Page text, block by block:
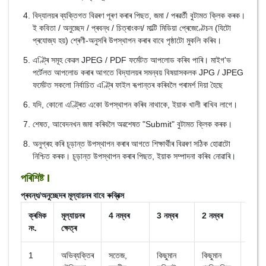
বিদ্যালয়ৰ ব্যক্তিগত বিৱৰণ পূৰণ কৰাৰ পিছত, জমা / পৰৱৰ্তী বুটামত ক্লিক কৰক।
ই কবিতা / অনুচ্ছেদ / প্ৰবন্ধ / চিত্ৰাংকন/ মাল্টি মিডিয়া প্ৰেজেণ্টেচন (যিটো
প্ৰযোজ্য হয়) শ্ৰেণী-অনুসৰি উপস্থাপন কৰাৰ বাবে পৃষ্ঠাটো মুকলি কৰিব।
এণ্ট্ৰি সমূহ কেৱল JPEG / PDF ফৰ্মেটত আপলোড কৰিব পাৰি। মাইগ'ভ
পৰ্টেলত আপলোড কৰাৰ আগতে বিদ্যালয়ৰ সমন্বয় বিষয়াসকলক JPG / JPEG
ফৰ্মেটত সকলো নিৰ্বাচিত এণ্ট্ৰি ফাইল ৰূপান্তৰ কৰিবলৈ পৰামৰ্শ দিয়া হৈছে
যদি, কোনো এণ্ট্ৰিত একো উপস্থাপন কৰিব নাথাকে, ইয়াক খালী ৰাখিব লাগে।
শেষত, আবেদনখন জমা কৰিবলৈ অৱশেষত "Submit" বুটামত ক্লিক কৰক।
অনুগ্ৰহ কৰি চূড়ান্ত উপস্থাপন কৰাৰ আগতে শিক্ষাৰ্থীৰ বিৱৰণ সঠিক হোৱাটো
নিশ্চিত কৰক। চূড়ান্ত উপস্থাপন কৰাৰ পিছত, ইয়াক সম্পাদনা কৰিব নোৱাৰি।
পৰিশিষ্ট I
প্ৰবন্ধ/অনুচ্ছেদৰ মূল্যায়নৰ বাবে ৰুব্ৰিক্স
ক্ৰমিক
নং.
মূল্যায়নৰ
ক্ষেত্ৰ
4 নম্বৰ 3 নম্বৰ 2 নম্বৰ
1
অভিব্যক্তিৰ
সতেজ,
কিছুমান
কিছুমান